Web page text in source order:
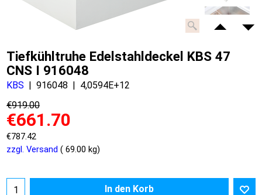
Tiefkühltruhe Edelstahldeckel KBS 47
CNS I 916048
KBS 916048
4,0594E+12
€919.00
€661.70
€787.42
zzgl. Versand
69.00 kg
In den Korb